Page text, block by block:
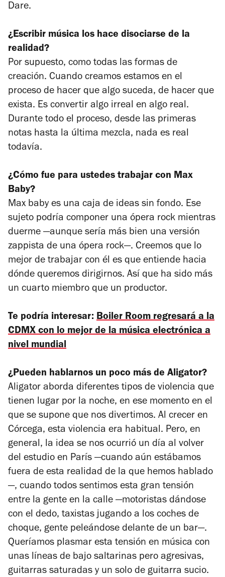
Dare.
¿Escribir música los hace disociarse de la
realidad?
Por supuesto, como todas las formas de
creación. Cuando creamos estamos en el
proceso de hacer que algo suceda, de hacer que
exista. Es convertir algo irreal en algo real.
Durante todo el proceso, desde las primeras
notas hasta la última mezcla, nada es real
todavía.
¿Cómo fue para ustedes trabajar con Max
Baby?
Max baby es una caja de ideas sin fondo. Ese
sujeto podría componer una ópera rock mientras
duerme —aunque sería más bien una versión
zappista de una ópera rock—. Creemos que lo
mejor de trabajar con él es que entiende hacia
dónde queremos dirigirnos. Así que ha sido más
un cuarto miembro que un productor.
Te podría interesar: Boiler Room regresará a la
CDMX con lo mejor de la música electrónica a
nivel mundial
¿Pueden hablarnos un poco más de Aligator?
Aligator aborda diferentes tipos de violencia que
tienen lugar por la noche, en ese momento en el
que se supone que nos divertimos. Al crecer en
Córcega, esta violencia era habitual. Pero, en
general, la idea se nos ocurrió un día al volver
del estudio en París —cuando aún estábamos
fuera de esta realidad de la que hemos hablado
—, cuando todos sentimos esta gran tensión
entre la gente en la calle —motoristas dándose
con el dedo, taxistas jugando a los coches de
choque, gente peleándose delante de un bar—.
Queríamos plasmar esta tensión en música con
unas líneas de bajo saltarinas pero agresivas,
guitarras saturadas y un solo de guitarra sucio.